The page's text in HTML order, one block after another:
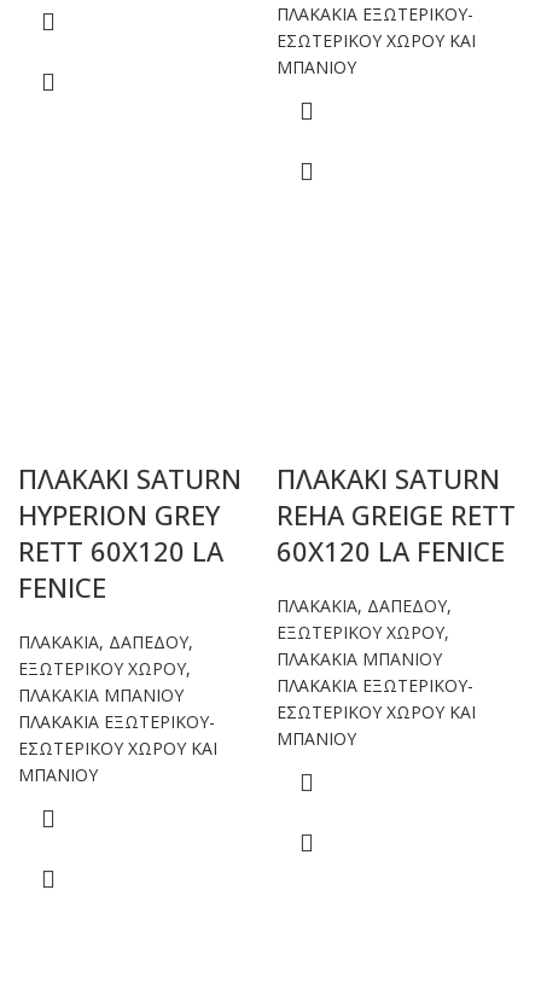
ΠΛΑΚΑΚΙΑ ΕΞΩΤΕΡΙΚΟΥ-
ΕΣΩΤΕΡΙΚΟΥ ΧΩΡΟΥ ΚΑΙ
ΜΠΑΝΙΟΥ
ΠΛΑΚΑΚΙ SATURN
HYPERION GREY
RETT 60X120 LA
FENICE
ΠΛΑΚΑΚΙΑ, ΔΑΠΕΔΟΥ,
ΕΞΩΤΕΡΙΚΟΥ ΧΩΡΟΥ,
ΠΛΑΚΑΚΙΑ ΜΠΑΝΙΟΥ
ΠΛΑΚΑΚΙΑ ΕΞΩΤΕΡΙΚΟΥ-
ΕΣΩΤΕΡΙΚΟΥ ΧΩΡΟΥ ΚΑΙ
ΜΠΑΝΙΟΥ
ΠΛΑΚΑΚΙ SATURN
REHA GREIGE RETT
60X120 LA FENICE
ΠΛΑΚΑΚΙΑ, ΔΑΠΕΔΟΥ,
ΕΞΩΤΕΡΙΚΟΥ ΧΩΡΟΥ,
ΠΛΑΚΑΚΙΑ ΜΠΑΝΙΟΥ
ΠΛΑΚΑΚΙΑ ΕΞΩΤΕΡΙΚΟΥ-
ΕΣΩΤΕΡΙΚΟΥ ΧΩΡΟΥ ΚΑΙ
ΜΠΑΝΙΟΥ